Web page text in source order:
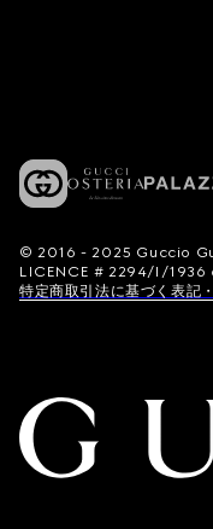
© 2016 - 2025 Guccio
LICENCE # 2294/I/
特定商取引法に基づく表記